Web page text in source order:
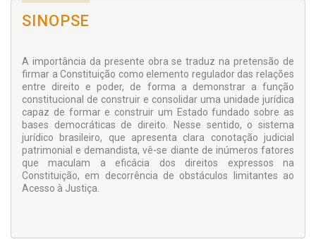
SINOPSE
A importância da presente obra se traduz na pretensão de
firmar a Constituição como elemento regulador das relações
entre direito e poder, de forma a demonstrar a função
constitucional de construir e consolidar uma unidade jurídica
capaz de formar e construir um Estado fundado sobre as
bases democráticas de direito. Nesse sentido, o sistema
jurídico brasileiro, que apresenta clara conotação judicial
patrimonial e demandista, vê-se diante de inúmeros fatores
que maculam a eficácia dos direitos expressos na
Constituição, em decorrência de obstáculos limitantes ao
Acesso à Justiça.